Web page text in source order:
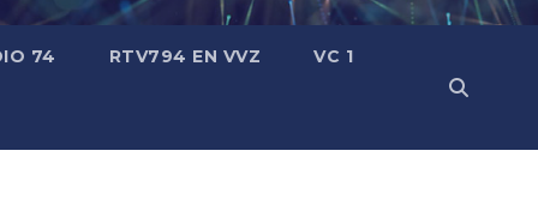
74 RTV794 EN VVZ VC 1